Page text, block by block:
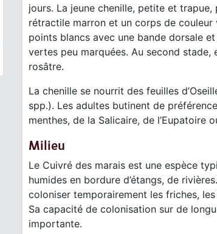
jours. La jeune chenille, petite et trapue,
rétractile marron et un corps de
points blancs avec une bande dorsale
vertes peu marquées. Au second stade,
rosâtre.
La chenille se nourrit des feuilles
spp.). Les adultes butinent de
menthes, de la Salicaire, de l’Eupatoire
Milieu
Le Cuivré des marais est une espèce
humides en bordure d’étangs, de
coloniser temporairement les friches,
Sa capacité de colonisation sur de
importante.